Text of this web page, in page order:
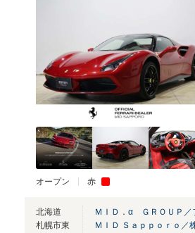
オープン 赤
北海道
札幌市東
ＭＩＤ．α ＧＲＯＵＰ／
ＭＩＤ Ｓａｐｐｏｒｏ